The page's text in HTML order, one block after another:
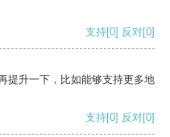
支持[0] 反对[0]
提升一下，比如能够支持更多地
支持[0] 反对[0]